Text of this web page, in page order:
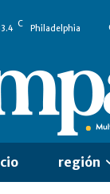
C Philadelphia
región